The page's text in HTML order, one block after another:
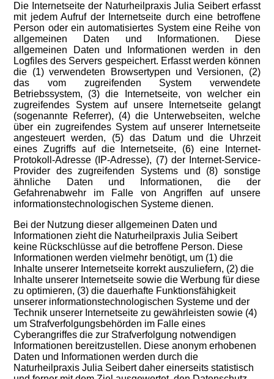
Die Internetseite der Naturheilpraxis Julia Seibert erfasst
mit jedem Aufruf der Internetseite durch eine betroffene
Person oder ein automatisiertes System eine Reihe von
allgemeinen Daten und Informationen. Diese
allgemeinen Daten und Informationen werden in den
Logfiles des Servers gespeichert. Erfasst werden können
die (1) verwendeten Browsertypen und Versionen, (2)
das vom zugreifenden System verwendete
Betriebssystem, (3) die Internetseite, von welcher ein
zugreifendes System auf unsere Internetseite gelangt
(sogenannte Referrer), (4) die Unterwebseiten, welche
über ein zugreifendes System auf unserer Internetseite
angesteuert werden, (5) das Datum und die Uhrzeit
eines Zugriffs auf die Internetseite, (6) eine Internet-
Protokoll-Adresse (IP-Adresse), (7) der Internet-Service-
Provider des zugreifenden Systems und (8) sonstige
ähnliche Daten und Informationen, die der
Gefahrenabwehr im Falle von Angriffen auf unsere
informationstechnologischen Systeme dienen.
Bei der Nutzung dieser allgemeinen Daten und
Informationen zieht die Naturheilpraxis Julia Seibert
keine Rückschlüsse auf die betroffene Person. Diese
Informationen werden vielmehr benötigt, um (1) die
Inhalte unserer Internetseite korrekt auszuliefern, (2) die
Inhalte unserer Internetseite sowie die Werbung für diese
zu optimieren, (3) die dauerhafte Funktionsfähigkeit
unserer informationstechnologischen Systeme und der
Technik unserer Internetseite zu gewährleisten sowie (4)
um Strafverfolgungsbehörden im Falle eines
Cyberangriffes die zur Strafverfolgung notwendigen
Informationen bereitzustellen. Diese anonym erhobenen
Daten und Informationen werden durch die
Naturheilpraxis Julia Seibert daher einerseits statistisch